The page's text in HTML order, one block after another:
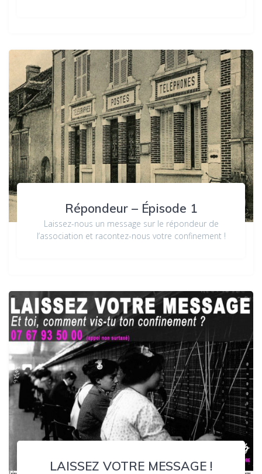
Répondeur – Épisode 1
Laissez-nous un message sur le répondeur de
l’association et racontez-nous votre confinement !
LAISSEZ VOTRE MESSAGE !